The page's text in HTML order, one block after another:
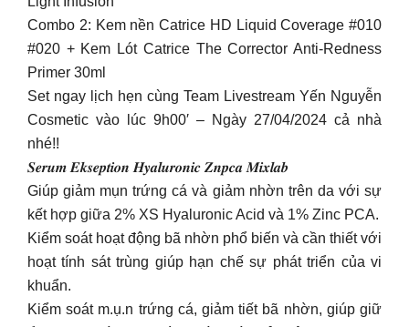
Combo 2: Kem nền Catrice HD Liquid Coverage #010
#020 + Kem Lót Catrice The Corrector Anti-Redness
Primer 30ml
Set ngay lịch hẹn cùng Team Livestream Yến Nguyễn
Cosmetic vào lúc 9h00′ – Ngày 27/04/2024 cả nhà
nhé!!
𝑺𝒆𝒓𝒖𝒎 𝑬𝒌𝒔𝒆𝒑𝒕𝒊𝒐𝒏 𝑯𝒚𝒂𝒍𝒖𝒓𝒐𝒏𝒊𝒄 𝒁𝒏𝒑𝒄𝒂 𝑴𝒊𝒙𝒍𝒂𝒃
Giúp giảm mụn trứng cá và giảm nhờn trên da với sự
kết hợp giữa 2% XS Hyaluronic Acid và 1% Zinc PCA.
Kiểm soát hoạt động bã nhờn phổ biến và cần thiết với
hoạt tính sát trùng giúp hạn chế sự phát triển của vi
khuẩn.
Kiểm soát m.ụ.n trứng cá, giảm tiết bã nhờn, giúp giữ